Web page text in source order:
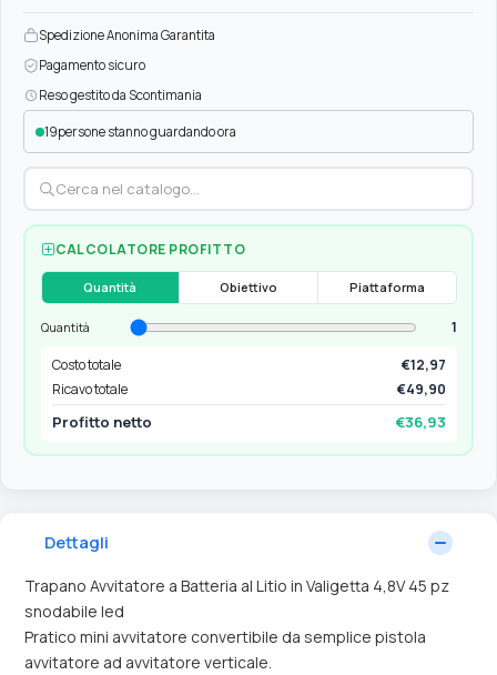
Spedizione Anonima Garantita
Pagamento sicuro
Reso gestito da Scontimania
19persone stanno guardando ora
CALCOLATORE PROFITTO
Quantità Obiettivo Piattaforma
Quantità
1
Costo totale
€12,97
Ricavo totale
€49,90
Profitto netto €36,93
Dettagli
Trapano Avvitatore a Batteria al Litio in Valigetta 4,8V 45 pz
snodabile led
Pratico mini avvitatore convertibile da semplice pistola
avvitatore ad avvitatore verticale.